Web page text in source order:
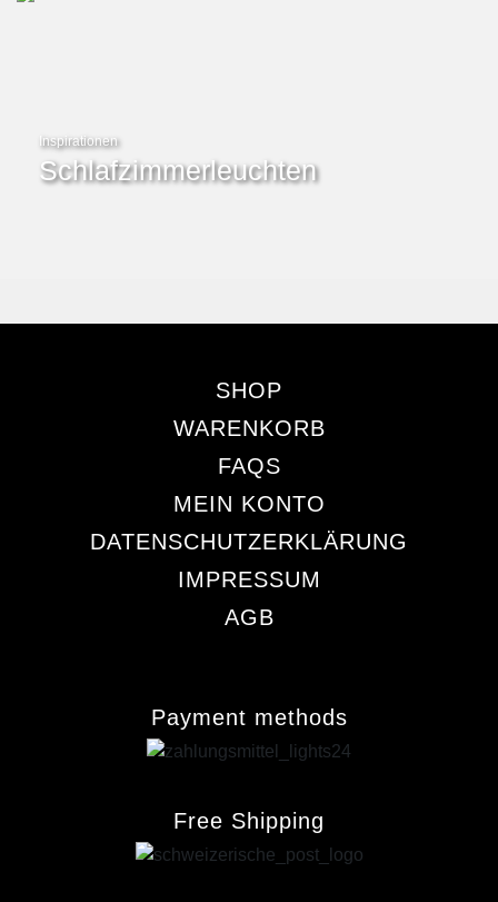
Inspirationen
Schlafzimmerleuchten
SHOP
WARENKORB
FAQS
MEIN KONTO
DATENSCHUTZERKLÄRUNG
IMPRESSUM
AGB
Payment methods
Free Shipping